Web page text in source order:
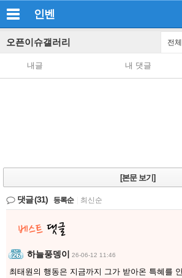
인벤
오픈이슈갤러리 전
내글 내 댓글
[본문 보기]
댓글(31) 등록순 최신순
하늘풍뎅이 26-06-12 11:46
최태원의 행동은 지금까지 그가 받아온 특혜를